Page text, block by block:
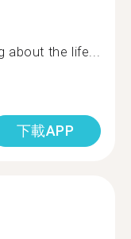
about the life...
下載APP